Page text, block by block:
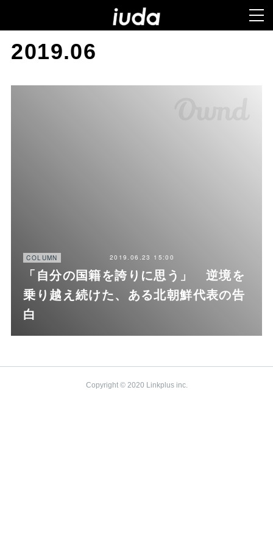
2019.06
COLUMN 2019.06.23 15:00
「自分の国籍を誇りに思う」 逆境を
乗り越え続けた、ある北朝鮮代表の告
白
Copyright © 2020 Linkplus inc.